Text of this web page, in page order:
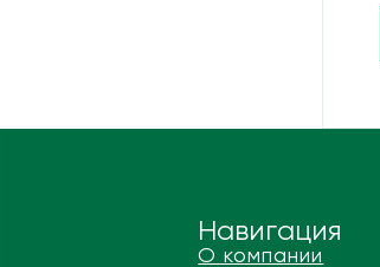
Навигация
О компании